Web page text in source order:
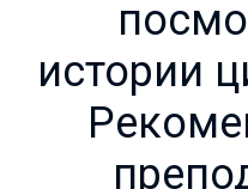
истории